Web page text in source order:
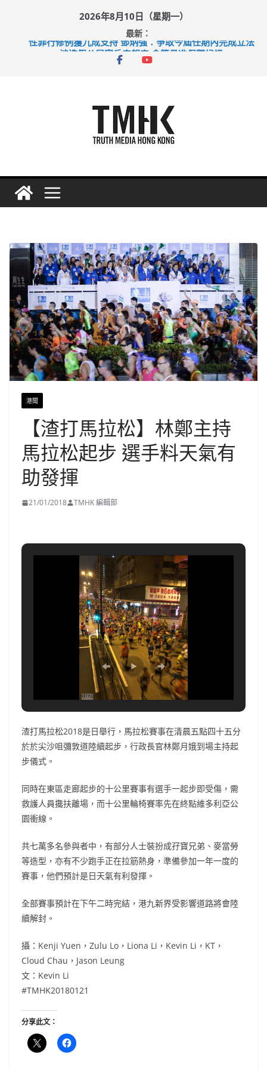
content
2026年8月10日（星期一）
最新：
性罪行修例獲九成支持 鄧炳強：爭取今屆任期內完成立法
涉造假公屋富戶申報表 倉管員准保釋候訊
港聞
【渣打馬拉松】林鄭主持
馬拉松起步 選手料天氣有
助發揮
21/01/2018 TMHK 編輯部
渣打馬拉松2018是日舉行，馬拉松賽事在清晨五點四十五分
於於尖沙咀彌敦道陸續起步，行政長官林鄭月娥到場主持起
步儀式。
同時在東區走廊起步的十公里賽事有選手一起步即受傷，需
救護人員攙扶離場，而十公里輪椅賽率先在終點維多利亞公
園衝線。
共七萬多名參與者中，有部分人士裝扮成孖寶兄弟、麥當勞
等造型，亦有不少跑手正在拉筋熱身，準備參加一年一度的
賽事，他們預計是日天氣有利發揮。
全部賽事預計在下午二時完結，港九新界受影響道路將會陸
續解封。
攝：Kenji Yuen，Zulu Lo，Liona Li，Kevin Li，KT，
Cloud Chau，Jason Leung
文：Kevin Li
#TMHK20180121
分享此文：